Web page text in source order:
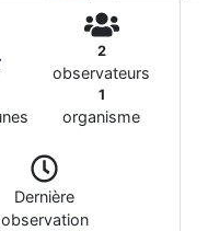
2
observateurs
1
organisme
Dernière
observation